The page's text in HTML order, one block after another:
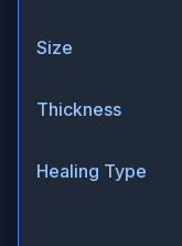
Size
Thickness
Healing Type